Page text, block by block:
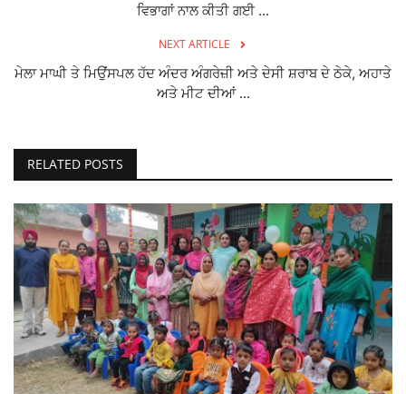
ਵਿਭਾਗਾਂ ਨਾਲ ਕੀਤੀ ਗਈ ...
NEXT ARTICLE
ਮੇਲਾ ਮਾਘੀ ਤੇ ਮਿਉਂਸਪਲ ਹੱਦ ਅੰਦਰ ਅੰਗਰੇਜ਼ੀ ਅਤੇ ਦੇਸੀ ਸ਼ਰਾਬ ਦੇ ਠੇਕੇ, ਅਹਾਤੇ
ਅਤੇ ਮੀਟ ਦੀਆਂ ...
RELATED POSTS